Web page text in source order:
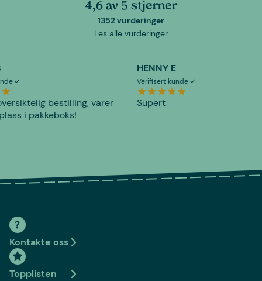
4,6 av 5 stjerner
1352 vurderinger
Les alle vurderinger
bestilling, varer
i pakkeboks!
HENNY E
Verifisert kunde
Supert
Kontakte oss
Topplisten